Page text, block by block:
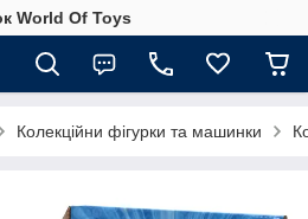
World Of Toys
Колекційни фігурки та машинки